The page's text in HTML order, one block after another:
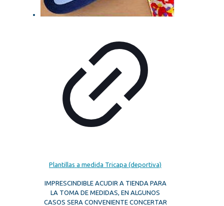
Plantillas a medida Tricapa (deportiva)
IMPRESCINDIBLE ACUDIR A TIENDA PARA
LA TOMA DE MEDIDAS, EN ALGUNOS
CASOS SERA CONVENIENTE CONCERTAR